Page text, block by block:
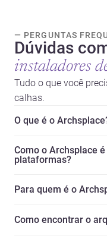
— PERGUNTAS
Dúvidas
instaladores
Tudo o que você
calhas.
O que é o
Como o Archsplace
plataformas?
Para quem é o
Como encontrar o